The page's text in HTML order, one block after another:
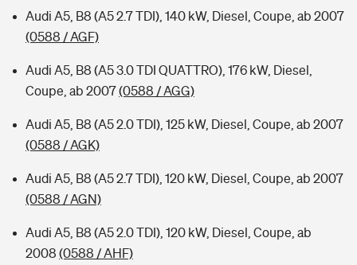
Audi A5, B8 (A5 2.7 TDI), 140 kW, Diesel, Coupe, ab 2007
(0588 / AGF)
Audi A5, B8 (A5 3.0 TDI QUATTRO), 176 kW, Diesel,
Coupe, ab 2007(0588 / AGG)
Audi A5, B8 (A5 2.0 TDI), 125 kW, Diesel, Coupe, ab 2007
(0588 / AGK)
Audi A5, B8 (A5 2.7 TDI), 120 kW, Diesel, Coupe, ab 2007
(0588 / AGN)
Audi A5, B8 (A5 2.0 TDI), 120 kW, Diesel, Coupe, ab
2008 (0588 / AHF)